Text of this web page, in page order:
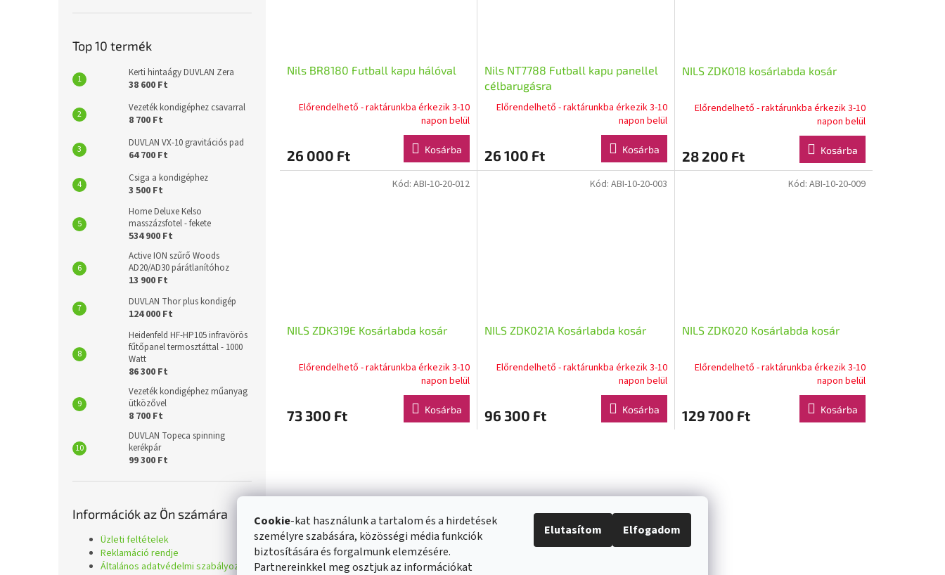
Cookie-kat használunk a tartalom és a hirdetések
személyre szabására, közösségi média funkciók
biztosítására és forgalmunk elemzésére.
Partnereinkkel meg osztjuk az információkat
Elutasítom Elfogadom
Top 10 termék
Kerti hintaágy DUVLAN Zera
38 600 Ft
Vezeték kondigéphez csavarral
8 700 Ft
DUVLAN VX-10 gravitációs pad
64 700 Ft
Csiga a kondigéphez
3 500 Ft
Home Deluxe Kelso
masszázsfotel - fekete
534 900 Ft
Active ION szűrő Woods
AD20/AD30 párátlanítóhoz
13 900 Ft
DUVLAN Thor plus kondigép
124 000 Ft
Heidenfeld HF-HP105 infravörös
fűtőpanel termosztáttal - 1000
Watt
86 300 Ft
Vezeték kondigéphez műanyag
ütközővel
8 700 Ft
DUVLAN Topeca spinning
kerékpár
99 300 Ft
Információk az Ön számára
Üzleti feltételek
Reklamáció rendje
Általános adatvédelmi szabályozás
Nils BR8180 Futball kapu hálóval
Előrendelhető - raktárunkba érkezik 3-10
napon belül
26 000 Ft Kosárba
Nils NT7788 Futball kapu panellel
célbarugásra
Előrendelhető - raktárunkba érkezik 3-10
napon belül
26 100 Ft Kosárba
NILS ZDK018 kosárlabda kosár
Előrendelhető - raktárunkba érkezik 3-10
napon belül
28 200 Ft Kosárba
NILS ZDK319E Kosárlabda kosár
Előrendelhető - raktárunkba érkezik 3-10
napon belül
73 300 Ft Kosárba
Kód: ABI-10-20-012
NILS ZDK021A Kosárlabda kosár
Előrendelhető - raktárunkba érkezik 3-10
napon belül
96 300 Ft Kosárba
Kód: ABI-10-20-003
NILS ZDK020 Kosárlabda kosár
Előrendelhető - raktárunkba érkezik 3-10
napon belül
129 700 Ft Kosárba
Kód: ABI-10-20-009
t
i
r